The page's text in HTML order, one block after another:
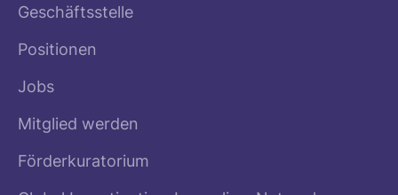
Geschäftsstelle
Positionen
Jobs
Mitglied werden
Förderkuratorium